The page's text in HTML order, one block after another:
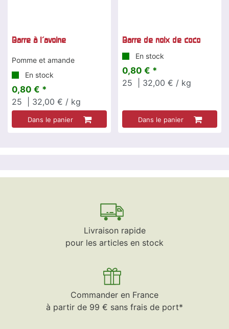
Barre à l'avoine
Pomme et amande
En stock
0,80 € *
25
| 32,00 € / kg
Dans le panier
Barre de noix de coco
En stock
0,80 € *
25
| 32,00 € / kg
Dans le panier
Livraison rapide
pour les articles en stock
Commander en France
à partir de 99 € sans frais de port*